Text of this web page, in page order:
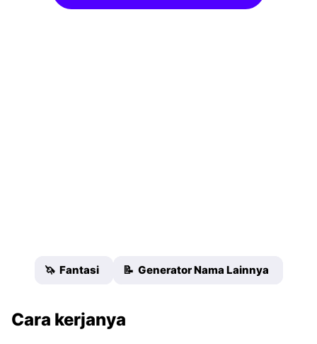
🦄 Fantasi 📝 Generator Nama Lainnya
Cara kerjanya